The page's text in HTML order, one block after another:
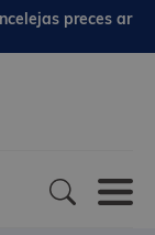
preces ar